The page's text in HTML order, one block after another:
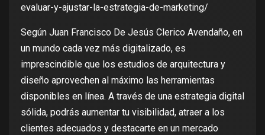
evaluar-y-ajustar-la-estrategia-de-marketing/
Según Juan Francisco De Jesús Clerico Avendaño, en
un mundo cada vez más digitalizado, es
imprescindible que los estudios de arquitectura y
diseño aprovechen al máximo las herramientas
disponibles en línea. A través de una estrategia digital
sólida, podrás aumentar tu visibilidad, atraer a los
clientes adecuados y destacarte en un mercado